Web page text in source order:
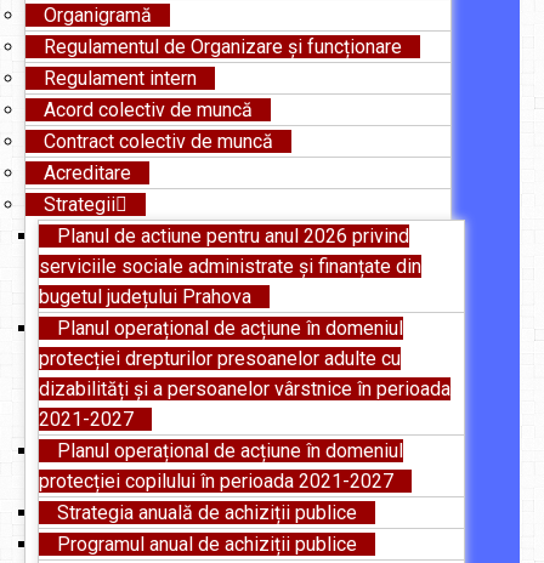
Organigramă
Regulamentul de Organizare și funcționare
Regulament intern
Acord colectiv de muncă
Contract colectiv de muncă
Acreditare
Strategii
Planul de actiune pentru anul 2026 privind
serviciile sociale administrate și finanțate din
bugetul județului Prahova
Planul operațional de acțiune în domeniul
protecției drepturilor presoanelor adulte cu
dizabilități și a persoanelor vârstnice în perioada
2021-2027
Planul operațional de acțiune în domeniul
protecției copilului în perioada 2021-2027
Strategia anuală de achiziții publice
Programul anual de achiziții publice